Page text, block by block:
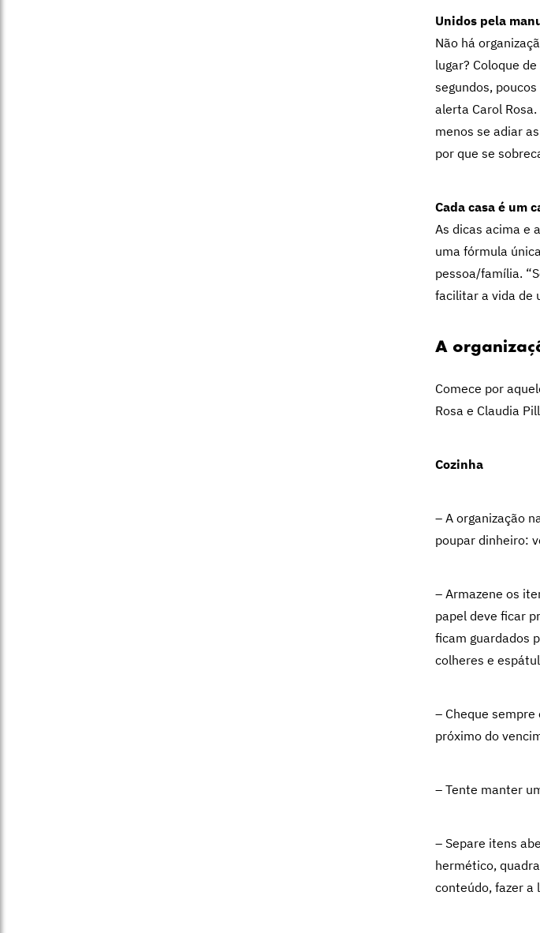
Unidos pela
Não há
lugar? Coloque
segundos,
alerta Carol
menos se adiar
por que se
Cada casa é um
As dicas acima e
uma fórmula
pessoa/família.
facilitar a vida de
A
Comece por
Rosa e Claudia
Cozinha
– A organização
poupar dinheiro:
– Armazene os
papel deve ficar
ficam guardados
colheres e
– Cheque
próximo do
– Tente manter
– Separe itens
hermético,
conteúdo, fazer a